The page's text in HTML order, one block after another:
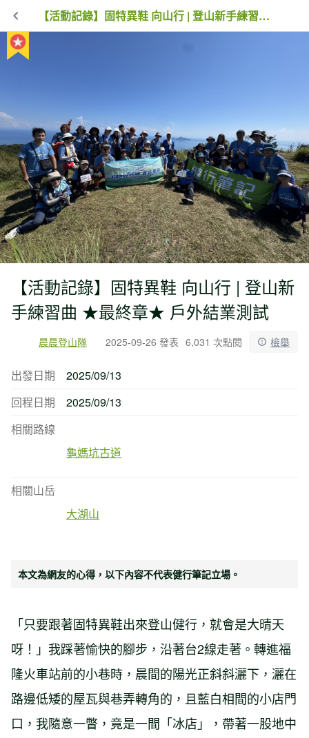
【活動記錄】固特異鞋 向山行 | 登山新手練習曲 ★最終章★ 戶外結業測試
【活動記錄】固特異鞋 向山行 | 登山新
手練習曲 ★最終章★ 戶外結業測試
晨晨登山隊 2025-09-26 發表 6,031 次點閱 檢舉
出發日期
2025/09/13
回程日期
2025/09/13
相關路線
龜媽坑古道
相關山岳
大湖山
本文為網友的心得，以下內容不代表健行筆記立場。
「只要跟著固特異鞋出來登山健行，就會是大晴天
呀！」我踩著愉快的腳步，沿著台2線走著。轉進福
隆火車站前的小巷時，晨間的陽光正斜斜灑下，灑在
路邊低矮的屋瓦與巷弄轉角的，且藍白相間的小店門
口，我隨意一瞥，竟是一間「冰店」，帶著一股地中